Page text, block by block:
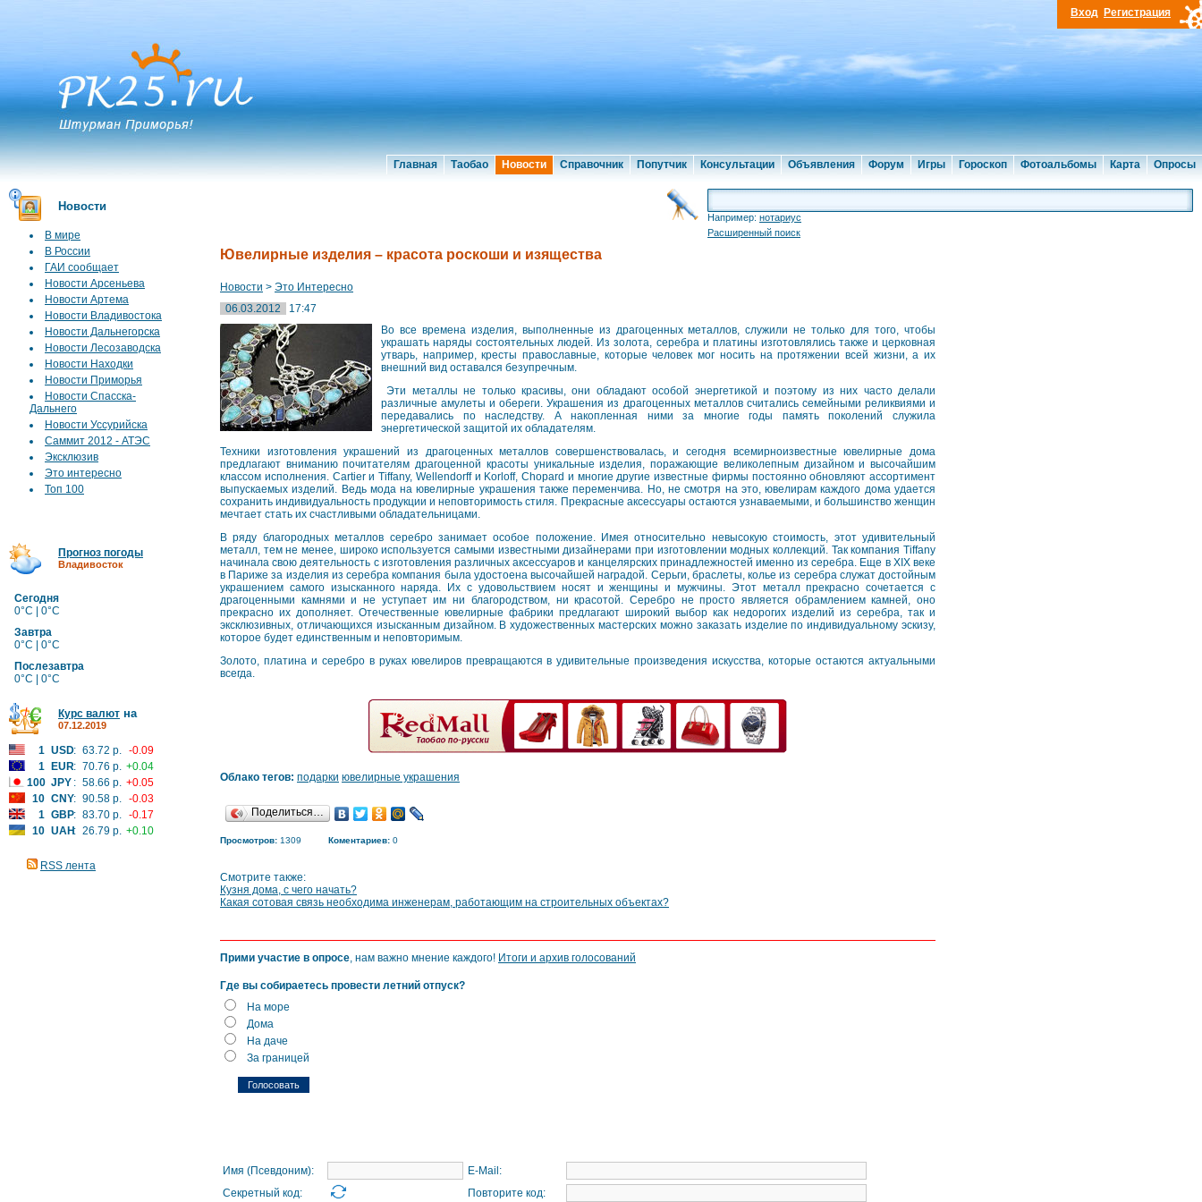
Главная Таобао Новости Справочник Попутчик Консультации Объявления Форум Игры Гороскоп Фотоальбомы Карта Опросы
Вход Регистрация
Новости
В мире
В России
ГАИ сообщает
Новости Арсеньева
Новости Артема
Новости Владивостока
Новости Дальнегорска
Новости Лесозаводска
Новости Находки
Новости Приморья
Новости Спасска-
Дальнего
Новости Уссурийска
Саммит 2012 - АТЭС
Эксклюзив
Это интересно
Топ 100
Прогноз погоды
Владивосток
Сегодня
0°C | 0°C
Завтра
0°C | 0°C
Послезавтра
0°C | 0°C
Курс валют на
07.12.2019
1 USD: 63.72 р. -0.09
1
EUR: 70.76 р. +0.04
100 JPY : 58.66 р. +0.05
10 CNY: 90.58 р. -0.03
1 GBP: 83.70 р. -0.17
10 UAH: 26.79 р. +0.10
RSS лента
Например: нотариус
Расширенный поиск
Ювелирные изделия – красота роскоши и изящества
Новости > Это Интересно
06.03.2012
17:47
Во все времена изделия, выполненные из драгоценных металлов, служили не только для того, чтобы
украшать наряды состоятельных людей. Из золота, серебра и платины изготовлялись также и церковная
утварь, например, кресты православные, которые человек мог носить на протяжении всей жизни, а их
внешний вид оставался безупречным.
Эти металлы не только красивы, они обладают особой энергетикой и поэтому из них часто делали
различные амулеты и обереги. Украшения из драгоценных металлов считались семейными реликвиями и
передавались по наследству. А накопленная ними за многие годы память поколений служила
энергетической защитой их обладателям.
Техники изготовления украшений из драгоценных металлов совершенствовалась, и сегодня всемирноизвестные ювелирные дома
предлагают вниманию почитателям драгоценной красоты уникальные изделия, поражающие великолепным дизайном и высочайшим
классом исполнения. Cartier и Tiffany, Wellendorff и Korloff, Chopard и многие другие известные фирмы постоянно обновляют ассортимент
выпускаемых изделий. Ведь мода на ювелирные украшения также переменчива. Но, не смотря на это, ювелирам каждого дома удается
сохранить индивидуальность продукции и неповторимость стиля. Прекрасные аксессуары остаются узнаваемыми, и большинство женщин
мечтает стать их счастливыми обладательницами.
В ряду благородных металлов серебро занимает особое положение. Имея относительно невысокую стоимость, этот удивительный
металл, тем не менее, широко используется самыми известными дизайнерами при изготовлении модных коллекций. Так компания Tiffany
начинала свою деятельность с изготовления различных аксессуаров и канцелярских принадлежностей именно из серебра. Еще в XIX веке
в Париже за изделия из серебра компания была удостоена высочайшей наградой. Серьги, браслеты, колье из серебра служат достойным
украшением самого изысканного наряда. Их с удовольствием носят и женщины и мужчины. Этот металл прекрасно сочетается с
драгоценными камнями и не уступает им ни благородством, ни красотой. Серебро не просто является обрамлением камней, оно
прекрасно их дополняет. Отечественные ювелирные фабрики предлагают широкий выбор как недорогих изделий из серебра, так и
эксклюзивных, отличающихся изысканным дизайном. В художественных мастерских можно заказать изделие по индивидуальному эскизу,
которое будет единственным и неповторимым.
Золото, платина и серебро в руках ювелиров превращаются в удивительные произведения искусства, которые остаются актуальными
всегда.
Облако тегов: подарки ювелирные украшения
Поделиться…
Просмотров: 1309 Коментариев: 0
Смотрите также:
Кузня дома, с чего начать?
Какая сотовая связь необходима инженерам, работающим на строительных объектах?
Прими участие в опросе, нам важно мнение каждого! Итоги и архив голосований
Где вы собираетесь провести летний отпуск?
На море
Дома
На даче
За границей
Имя (Псевдоним):
E-Mail:
Секретный код:
Повторите код: